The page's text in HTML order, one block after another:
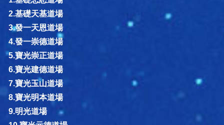
2.基礎天基道場
3.發一天恩道場
4.發一崇德道場
5.寶光崇正道場
6.寶光建德道場
7.寶光玉山道場
8.寶光明本道場
9.明光道場